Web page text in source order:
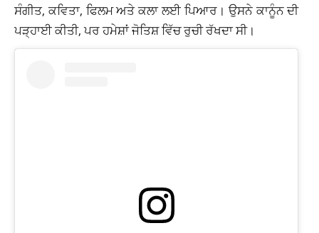
ਸੰਗੀਤ, ਕਵਿਤਾ, ਫਿਲਮ ਅਤੇ ਕਲਾ ਲਈ ਪਿਆਰ। ਉਸਨੇ ਕਾਨੂੰਨ ਦੀ
ਪੜ੍ਹਾਈ ਕੀਤੀ, ਪਰ ਹਮੇਸ਼ਾਂ ਜੋਤਿਸ਼ ਵਿੱਚ ਰੁਚੀ ਰੱਖਦਾ ਸੀ।